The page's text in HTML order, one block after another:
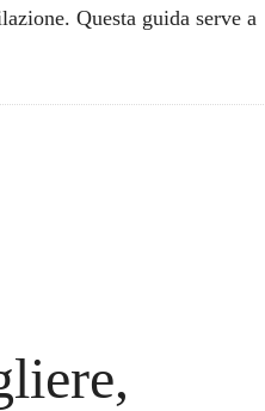
Questa guida serve a